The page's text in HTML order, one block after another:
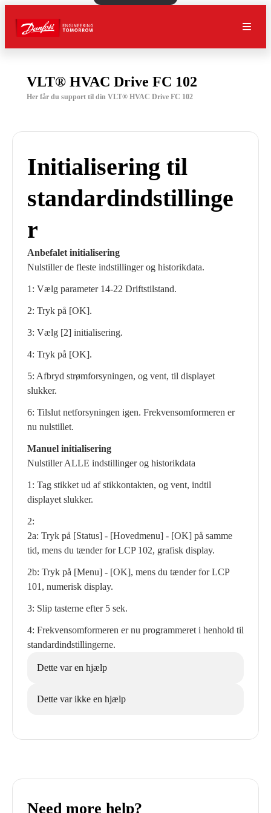
VLT® HVAC Drive FC 102
Her får du support til din VLT® HVAC Drive FC 102
Initialisering til
standardindstillinge
r
Anbefalet initialisering
Nulstiller de fleste indstillinger og historikdata.
1: Vælg parameter 14-22 Driftstilstand.
2: Tryk på [OK].
3: Vælg [2] initialisering.
4: Tryk på [OK].
5: Afbryd strømforsyningen, og vent, til displayet
slukker.
6: Tilslut netforsyningen igen. Frekvensomformeren er
nu nulstillet.
Manuel initialisering
Nulstiller ALLE indstillinger og historikdata
1: Tag stikket ud af stikkontakten, og vent, indtil
displayet slukker.
2:
2a: Tryk på [Status] - [Hovedmenu] - [OK] på samme
tid, mens du tænder for LCP 102, grafisk display.
2b: Tryk på [Menu] - [OK], mens du tænder for LCP
101, numerisk display.
3: Slip tasterne efter 5 sek.
4: Frekvensomformeren er nu programmeret i henhold til
standardindstillingerne.
Dette var en hjælp
Dette var ikke en hjælp
Need more help?